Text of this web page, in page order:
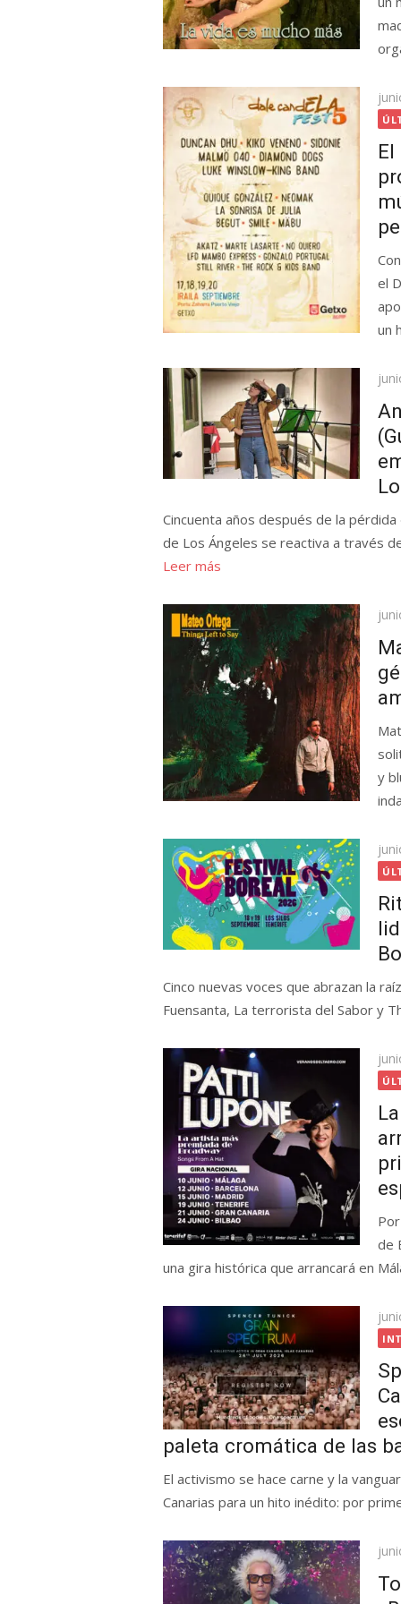
el
el
un
Cincuenta años después de la
de Los Ángeles se reactiva a través
Leer más
y
el
Cinco nuevas voces que abrazan la
Fuensanta, La terrorista del Sabor y
el
de
una gira histórica que arrancará en
el
paleta cromática de las
El activismo se hace carne y la
Canarias para un hito inédito: por